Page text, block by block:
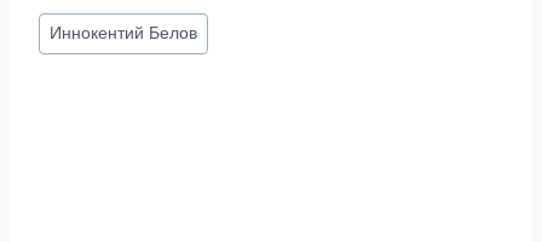
Метки
записи:
Иннокентий Белов